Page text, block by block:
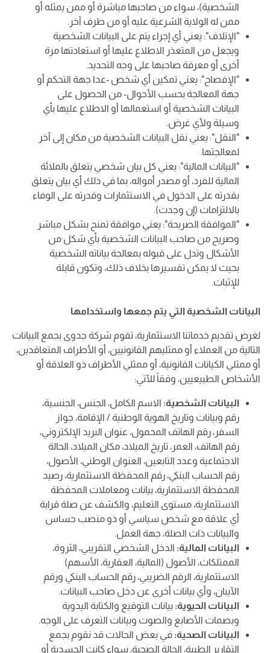
الشخصية)، سواء من صاحبها مباشرة أو ممن يمثله أو
ممن له الولاية الشرعية عليه أو من طرف آخر.
"الإتلاف": يعني أي إجراء يتم على البيانات الشخصية
ويجعل من المتعذر الاطلاع عليها أو استعادتها مرة
أخرى أو معرفة صاحبها على وجه التحديد.
"الإفصاح": يعني تمكين أي شخص -عدا جهة التحكم أو
جهة المعالجة بحسب الأحوال- من الحصول على
البيانات الشخصية أو استعمالها أو الاطلاع عليها بأي
وسيلة ولأي غرض.
"النقل": يعني نقل البيانات الشخصية من مكان إلى آخر
لمعالجتها.
"البيانات المالية": يعني كل بيان شخصي يتعلق بالملائة
المالية للفرد، أو مصدر أمواله، بما في ذلك أي بيان يتعلق
بقدرته على الدخول في الاستثمارات وقدرته على الوفاء
بالالتزامات (إن وجدت).
"الموافقة الصريحة": يعني موافقة تمنح بشكل مباشر
وصريح من صاحب البيانات الشخصية بأي شكل من
الأشكال وتدل على قبوله بمعالجة بياناته الشخصية
بحيث لا يمكن تفسيرها بخلاف ذلك، وتكون قابلة
للإثبات.
البيانات الشخصية التي يتم جمعها واستخدامها
لغرض تقديم خدماتنا الاستثمارية، تقوم شركة جدوى بجمع البيانات
التالية من العملاء أو ممثليهم القانونيين، أو الأطراف المتعاقدين،
أو ممثلي الكيانات القانونية، أو ممثلي الأطراف ذو العلاقة أو
الأشخاص الطبيعيين، وفقاً للآتي:
البيانات الشخصية: الاسم الكامل، الجنس، الجنسية،
رقم وبيانات وتاريخ الهوية الوطنية / الإقامة، جواز
السفر، رقم الهاتف المحمول، عنوان البريد الإلكتروني،
رقم الهاتف، العمر، تاريخ الميلاد، مكان الميلاد، الحالة
الاجتماعية وعدد التابعين، العنوان الوطني، الأصول،
رقم الحساب البنكي، رقم المحفظة الاستثمارية، رصيد
المحفظة الاستثمارية، بيانات ومعاملات المحفظة
الاستثمارية، مستوى التعليم، والكشف عن صلة قرابة
أي علاقة مع شخص سياسي أو ذو منصب حساس
والبيانات ذات الصلة، جهة العمل.
البيانات المالية: الدخل الشخصي التقريبي، الثروة،
الممتلكات، الأصول (المالية، العقارية، الأسهم)
الاستثمارية، الرقم الضريبي، رقم الحساب البنكي ورقم
الآيبان، وأي بيانات أخرى عن دخل صاحب البيانات.
البيانات الحيوية: بيانات التوقيع والكتابة اليدوية
وبصمات الأصابع والصوت وبيانات التعرف على الوجه.
البيانات الصحية: في بعض الحالات قد نقوم بجمع
التقارير الطبية، الحالة الصحية، سواء كانت الجسدية أو